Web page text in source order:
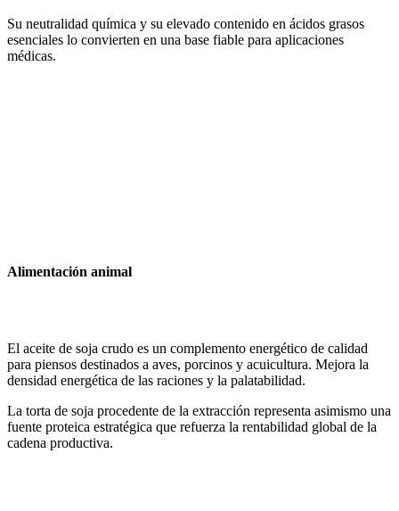
Su neutralidad química y su elevado contenido en ácidos grasos
esenciales lo convierten en una base fiable para aplicaciones
médicas.
Alimentación animal
El aceite de soja crudo es un complemento energético de calidad
para piensos destinados a aves, porcinos y acuicultura. Mejora la
densidad energética de las raciones y la palatabilidad.
La torta de soja procedente de la extracción representa asimismo una
fuente proteica estratégica que refuerza la rentabilidad global de la
cadena productiva.